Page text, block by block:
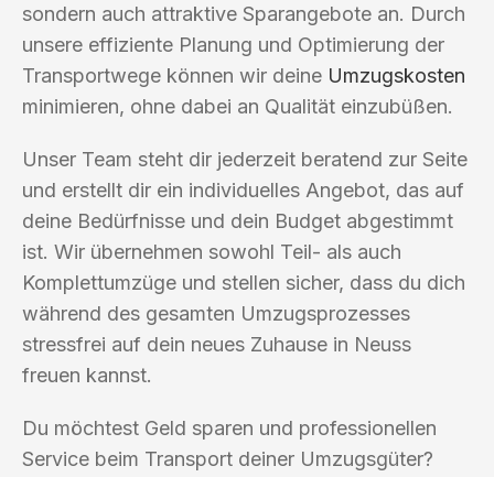
sondern auch attraktive Sparangebote an. Durch
unsere effiziente Planung und Optimierung der
Transportwege können wir deine Umzugskosten
minimieren, ohne dabei an Qualität einzubüßen.
Unser Team steht dir jederzeit beratend zur Seite
und erstellt dir ein individuelles Angebot, das auf
deine Bedürfnisse und dein Budget abgestimmt
ist. Wir übernehmen sowohl Teil- als auch
Komplettumzüge und stellen sicher, dass du dich
während des gesamten Umzugsprozesses
stressfrei auf dein neues Zuhause in Neuss
freuen kannst.
Du möchtest Geld sparen und professionellen
Service beim Transport deiner Umzugsgüter?